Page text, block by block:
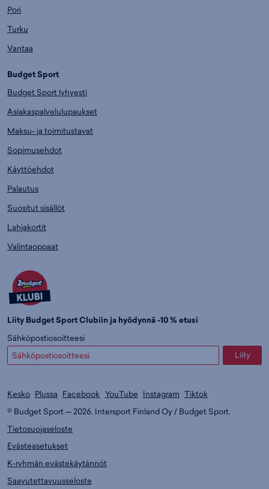
Pori
Turku
Vantaa
Budget Sport
Budget Sport lyhyesti
Asiakaspalvelulupaukset
Maksu- ja toimitustavat
Sopimusehdot
Käyttöehdot
Palautus
Suositut sisällöt
Lahjakortit
Valintaoppaat
Liity Budget Sport Clubiin ja hyödynnä -10 % etusi
Sähköpostiosoitteesi
Liity
Kesko Plussa Facebook YouTube Instagram Tiktok
© Budget Sport — 2026. Intersport Finland Oy / Budget Sport.
Tietosuojaseloste
Evästeasetukset
K-ryhmän evästekäytännöt
Saavutettavuusseloste